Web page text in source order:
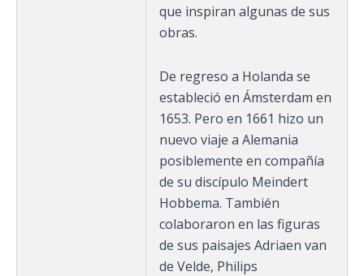
que inspiran algunas de sus
obras.
De regreso a Holanda se
estableció en Ámsterdam en
1653. Pero en 1661 hizo un
nuevo viaje a Alemania
posiblemente en compañía
de su discípulo Meindert
Hobbema. También
colaboraron en las figuras
de sus paisajes Adriaen van
de Velde, Philips